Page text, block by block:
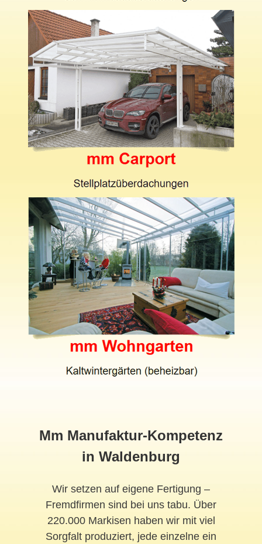
Mm Manufaktur-Kompetenz
in Waldenburg
Wir setzen auf eigene Fertigung –
Fremdfirmen sind bei uns tabu. Über
220.000 Markisen haben wir mit viel
Sorgfalt produziert, jede einzelne ein